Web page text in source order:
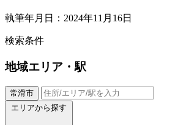
執筆年月日：2024年11月16日
検索条件
地域エリア・駅
常滑市
エリアから探す